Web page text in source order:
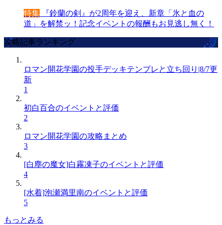
特集 『鈴蘭の剣』が2周年を迎え、新章「氷と血の
道」を解禁ッ！記念イベントの報酬もお見逃し無く！
攻略記事ランキング
ロマン開花学園の投手デッキテンプレと立ち回り|8/7更
新
1
初白百合のイベントと評価
2
ロマン開花学園の攻略まとめ
3
[白塵の魔女]白霧凍子のイベントと評価
4
[水着]泡瀬満里南のイベントと評価
5
もっとみる